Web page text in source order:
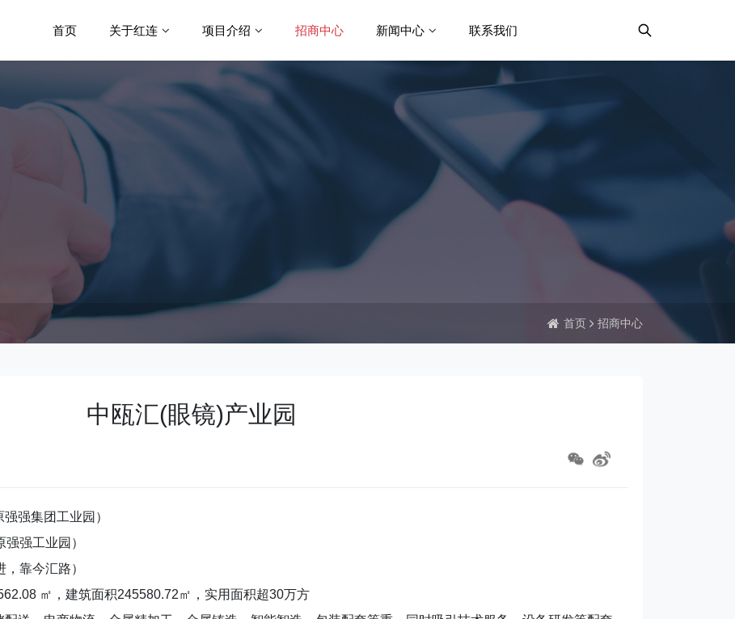
首页 关于红连 项目介绍 招商中心 新闻中心 联系我们
首页 招商中心
中瓯汇(眼镜)产业园
强集团工业园）
强强工业园）
靠今汇路）
㎡，建筑面积245580.72㎡，实用面积超30万方